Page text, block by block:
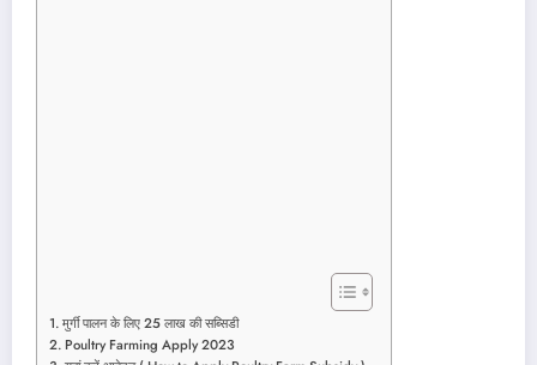
मुर्गी पालन के लिए 25 लाख की सब्सिडी
Poultry Farming Apply 2023